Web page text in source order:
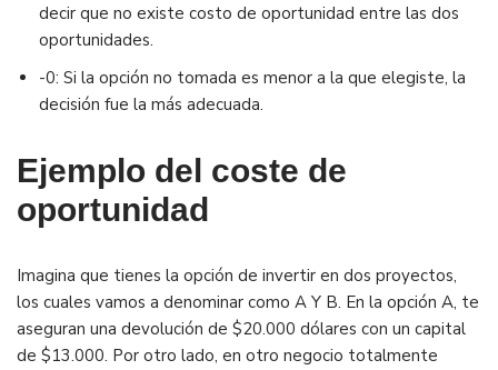
decir que no existe costo de oportunidad entre las dos
oportunidades.
-0: Si la opción no tomada es menor a la que elegiste, la
decisión fue la más adecuada.
Ejemplo del coste de
oportunidad
Imagina que tienes la opción de invertir en dos proyectos,
los cuales vamos a denominar como A Y B. En la opción A, te
aseguran una devolución de $20.000 dólares con un capital
de $13.000. Por otro lado, en otro negocio totalmente